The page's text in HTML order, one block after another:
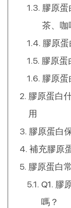
膠原
茶、咖
膠原
膠原蛋
膠原
膠原蛋白
用
膠原蛋白
補充膠原
膠原蛋白
Q1. 膠
嗎？